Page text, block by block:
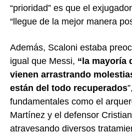
“prioridad” es que el
“llegue de la mejor manera
Además, Scaloni estaba
igual que Messi, “la mayoría
vienen arrastrando
están del todo recuperados
fundamentales como el
Martínez y el defensor
atravesando diversos